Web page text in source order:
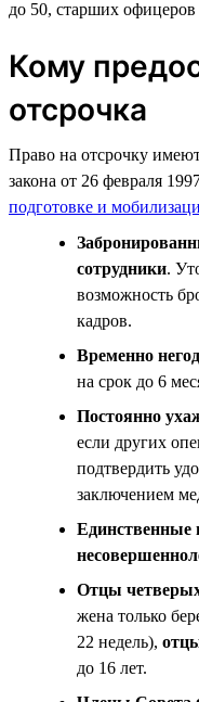
до 50, старших
Кому
отсрочка
Право на отсрочку
закона от 26 февраля
подготовке и
сотрудники.
возможность
кадров.
Временно
на срок до 6
Постоянно
если других
подтвердить
заключением
Единственные
Отцы четверых
жена только
22 недель),
до 16 лет.